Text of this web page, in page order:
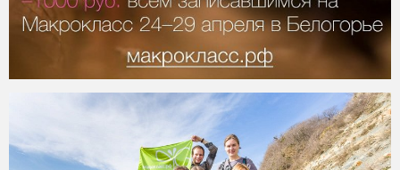
2015-03-08